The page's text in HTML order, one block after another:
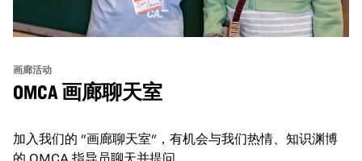
画廊活动
OMCA 画廊聊天室
加入我们的 "画廊聊天室"，有机会与我们热情、知识渊博
的 OMCA 指导员聊天并提问。